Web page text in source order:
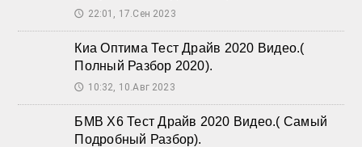
🕔 22:01, 17.Сен 2023
Киа Оптима Тест Драйв 2020 Видео.(
Полный Разбор 2020).
🕔 10:32, 10.Авг 2023
БМВ Х6 Тест Драйв 2020 Видео.( Самый
Подробный Разбор).